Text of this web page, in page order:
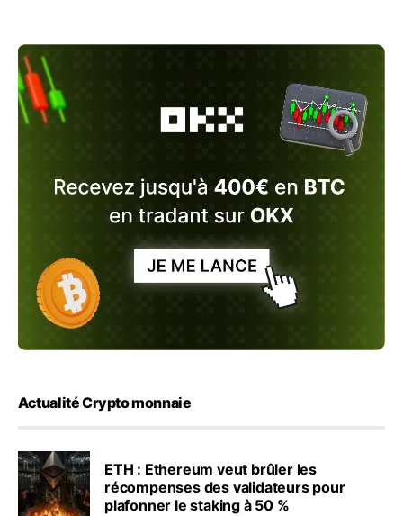
Actualité Crypto monnaie
ETH : Ethereum veut brûler les
récompenses des validateurs pour
plafonner le staking à 50 %